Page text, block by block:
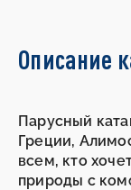
Описание
Парусный
Греции,
всем, кто
природы с